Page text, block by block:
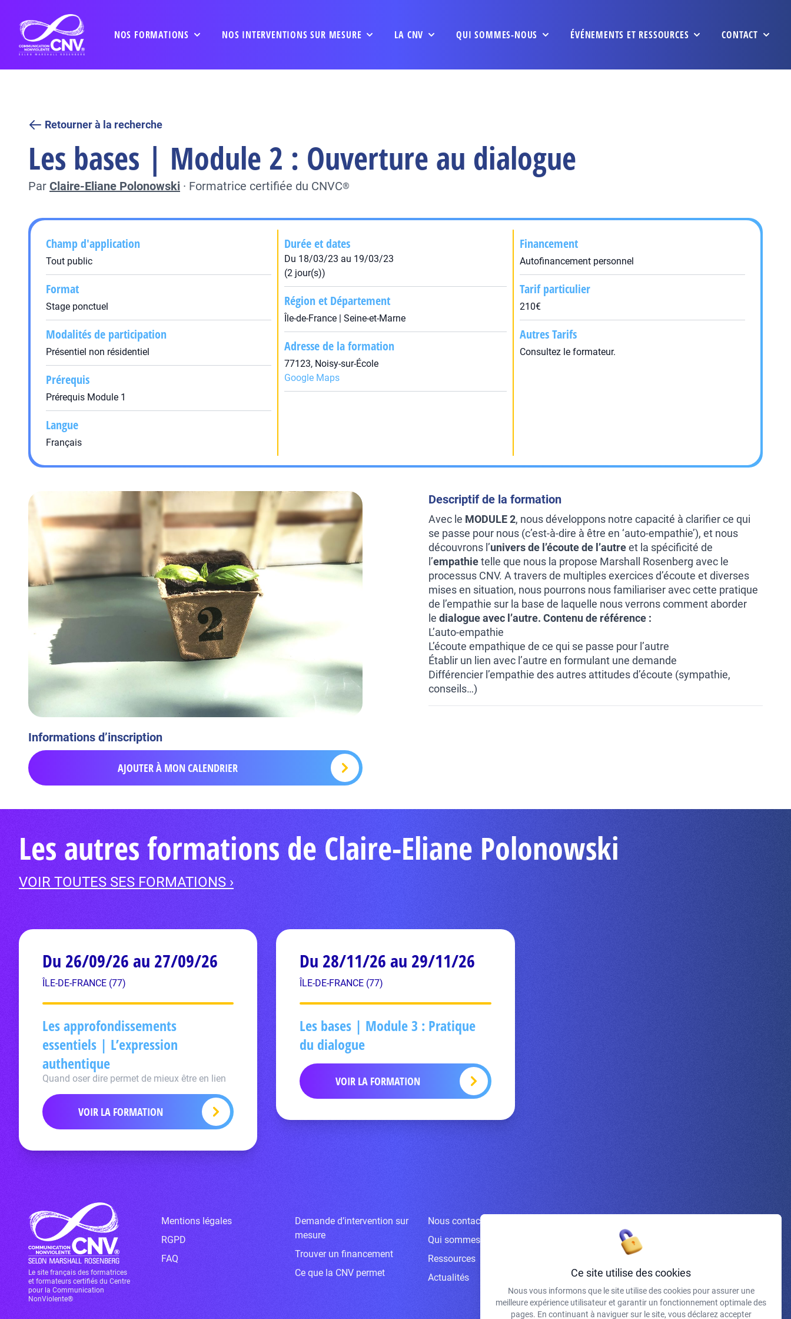
NOS FORMATIONS NOS INTERVENTIONS SUR MESURE LA CNV QUI SOMMES-NOUS ÉVÉNEMENTS ET RESSOURCES CONTACT
Retourner à la recherche
Les bases | Module 2 : Ouverture au dialogue
Par Claire-Eliane Polonowski · Formatrice certifiée du CNVC®
Champ d'application
Tout public
Format
Stage ponctuel
Modalités de participation
Présentiel non résidentiel
Prérequis
Prérequis Module 1
Langue
Français
Durée et dates
Du 18/03/23 au 19/03/23
(2 jour(s))
Région et Département
Île-de-France | Seine-et-Marne
Adresse de la formation
77123, Noisy-sur-École
Google Maps
Financement
Autofinancement personnel
Tarif particulier
210€
Autres Tarifs
Consultez le formateur.
Informations d’inscription
AJOUTER À MON CALENDRIER
Descriptif de la formation
Avec le MODULE 2, nous développons notre capacité à clarifier ce qui
se passe pour nous (c’est-à-dire à être en ‘auto-empathie’), et nous
découvrons l’univers de l’écoute de l’autreet la spécificité de
l’empathietelle que nous la propose Marshall Rosenberg avec le
processus CNV. A travers de multiples exercices d’écoute et diverses
mises en situation, nous pourrons nous familiariser avec cette pratique
de l’empathie sur la base de laquelle nous verrons comment aborder
le dialogue avec l’autre. Contenu de référence :
L’auto-empathie
L’écoute empathique de ce qui se passe pour l’autre
Établir un lien avec l’autre en formulant une demande
Différencier l’empathie des autres attitudes d’écoute (sympathie,
conseils…)
Les autres formations de Claire-Eliane Polonowski
VOIR TOUTES SES FORMATIONS ›
Du 26/09/26 au 27/09/26
ÎLE-DE-FRANCE (77)
Les approfondissements
essentiels | L’expression
authentique
Quand oser dire permet de mieux être en lien
VOIR LA FORMATION
Du 28/11/26 au 29/11/26
ÎLE-DE-FRANCE (77)
Les bases | Module 3 : Pratique
du dialogue
VOIR LA FORMATION
Le site français des formatrices
et formateurs certifiés du Centre
pour la Communication
NonViolente®
Mentions légales
RGPD
FAQ
Demande d’intervention sur
mesure
Trouver un financement
Ce que la CNV permet
Nous contacter
Qui sommes-nous ?
Ressources
Actualités
J'accepte de recevoir vos e-mails et confirme avoir pris
connaissance de votre politique de confidentialité et
mentions légales.
Ce site utilise des cookies
Nous vous informons que le site utilise des cookies pour assurer une
meilleure expérience utilisateur et garantir un fonctionnement optimale des
pages. En continuant à naviguer sur le site, vous déclarez accepter